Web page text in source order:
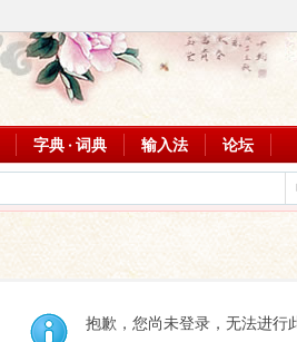
字典 · 词典 输入法 论坛
抱歉，您尚未登录，无法进行